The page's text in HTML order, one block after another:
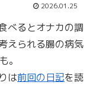
2026.01.25
べるとオナカの調
えられる腸の病気
。
は前回の日記を読